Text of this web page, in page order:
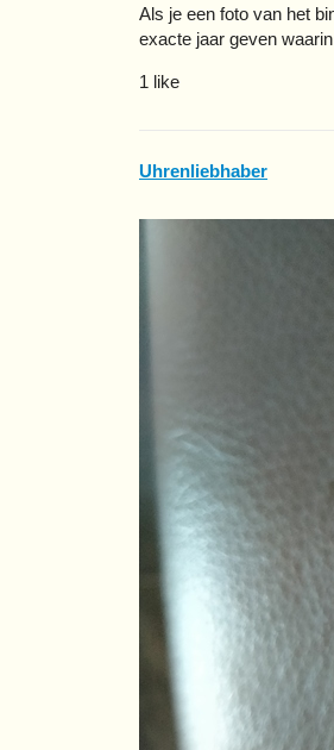
Als je een foto van het
exacte jaar geven
1 like
Uhrenliebhaber